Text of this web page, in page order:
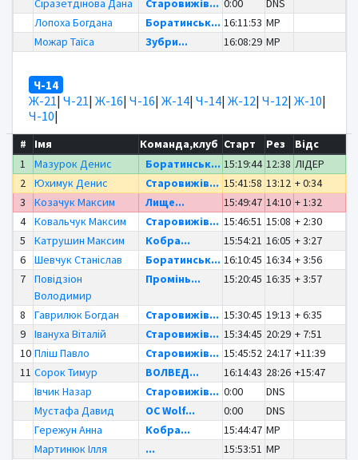
Сіразетдінова Дана Старовижів... 0:00
DNS
Лопоха Богдана
Боратинськ... 16:11:53 MP
Можар Таїса
Зубри... 16:08:29 MP
Ч-14
Ж-21| Ч-21| Ж-16| Ч-16| Ж-14| Ч-14| Ж-12| Ч-12| Ж-10|
Ч-10|
# Імя Команда,клуб Старт Рез
Відс
1
Мазурок Денис Боратинськ... 15:19:44 12:38 ЛІДЕР
2
Юхимук Денис Старовижів... 15:41:58 13:12 + 0:34
3
Козачук Максим Лище... 15:49:47 14:10 + 1:32
4
Ковальчук Максим Старовижів... 15:46:51 15:08 + 2:30
5
Катрушин Максим Кобра... 15:54:21 16:05 + 3:27
6
Шевчук Станіслав Боратинськ... 16:10:45 16:34 + 3:56
7
Повідзіон
Володимир
Промінь... 15:20:45 16:35 + 3:57
8 Гаврилюк Богдан Старовижів... 15:30:45 19:13 + 6:35
9
Івануха Віталій Старовижів... 15:34:45 20:29 + 7:51
10 Пліш Павло Старовижів... 15:45:52 24:17 +11:39
11 Сорок Тимур ВОЛВЕД... 16:14:43 28:26 +15:47
Івчик Назар
Старовижів... 0:00
DNS
Мустафа Давид
OC Wolf... 0:00
DNS
Гережун Анна
Кобра... 15:44:47 MP
Мартинюк Ілля
... 15:53:51 MP